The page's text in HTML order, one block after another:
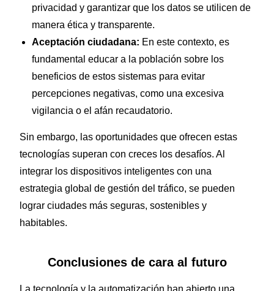
privacidad y garantizar que los datos se utilicen de
manera ética y transparente.
Aceptación ciudadana: En este contexto, es
fundamental educar a la población sobre los
beneficios de estos sistemas para evitar
percepciones negativas, como una excesiva
vigilancia o el afán recaudatorio.
Sin embargo, las oportunidades que ofrecen estas
tecnologías superan con creces los desafíos. Al
integrar los dispositivos inteligentes con una
estrategia global de gestión del tráfico, se pueden
lograr ciudades más seguras, sostenibles y
habitables.
Conclusiones de cara al futuro